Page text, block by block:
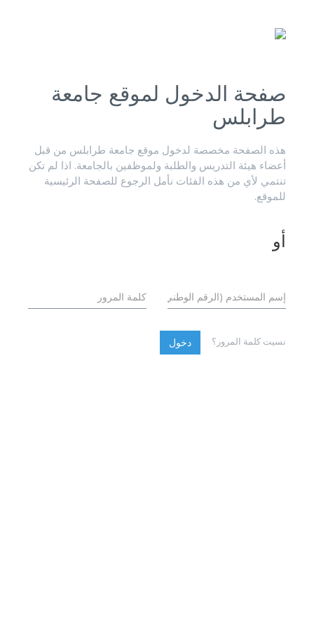
صفحة الدخول لموقع جامعة
طرابلس
هذه الصفحة مخصصة لدخول موقع جامعة طرابلس من قبل
أعضاء هيئة التدريس والطلبة ولموظفين بالجامعة. اذا لم تكن
تنتمي لأي من هذه الفئات نأمل الرجوع للصفحة الرئيسية
للموقع.
أو
نسيت كلمة المرور؟ دخول